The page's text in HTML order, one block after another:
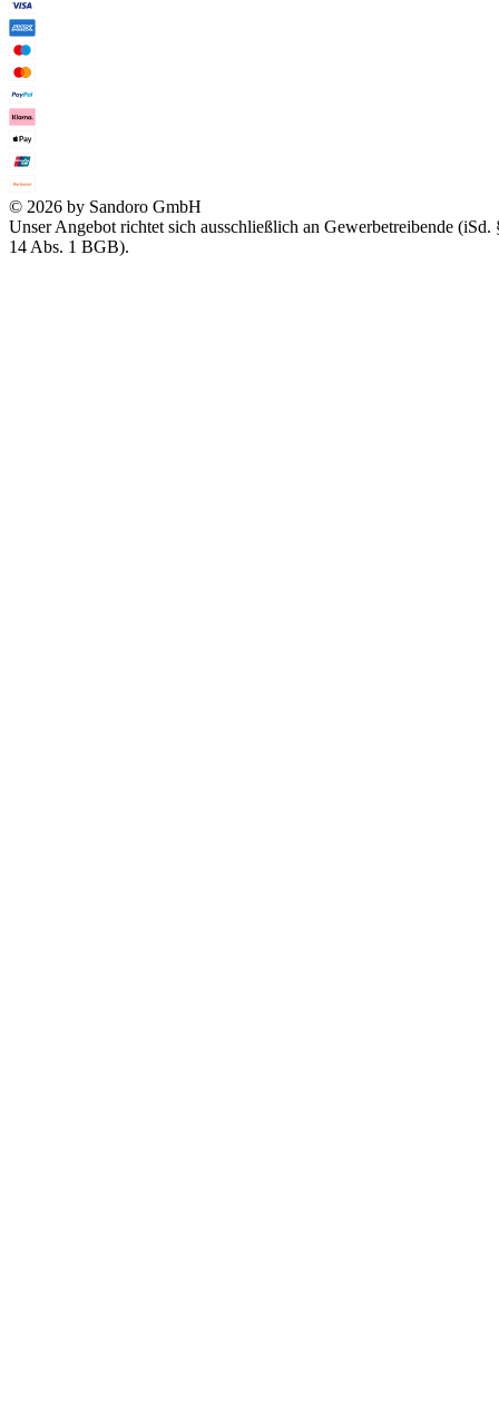
© 2026 by Sandoro GmbH
Unser Angebot richtet sich ausschließlich an Gewerbetreibende (iSd.
14 Abs. 1 BGB).